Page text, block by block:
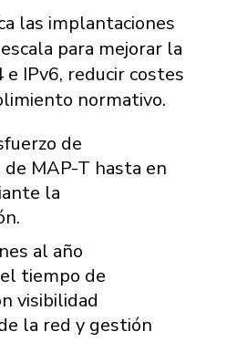
las implantaciones
para mejorar la
e IPv6, reducir costes
normativo.
de
de MAP-T hasta en
la
al año
tiempo de
visibilidad
la red y gestión